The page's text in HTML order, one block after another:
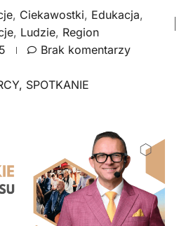
, Ciekawostki, Edukacja,
, Ludzie, Region
Brak komentarzy
, SPOTKANIE